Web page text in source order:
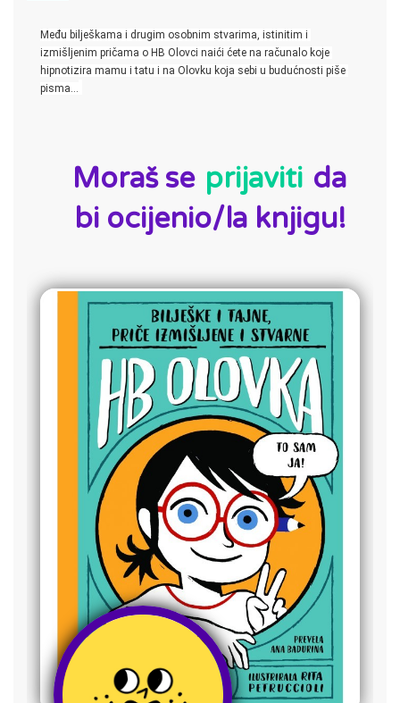
izmišljenim pričama o HB Olovci naići ćete na računalo koje
hipnotizira mamu i tatu i na Olovku koja sebi u budućnosti piše
pisma…
Moraš se prijaviti da
bi ocijenio/la knjigu!